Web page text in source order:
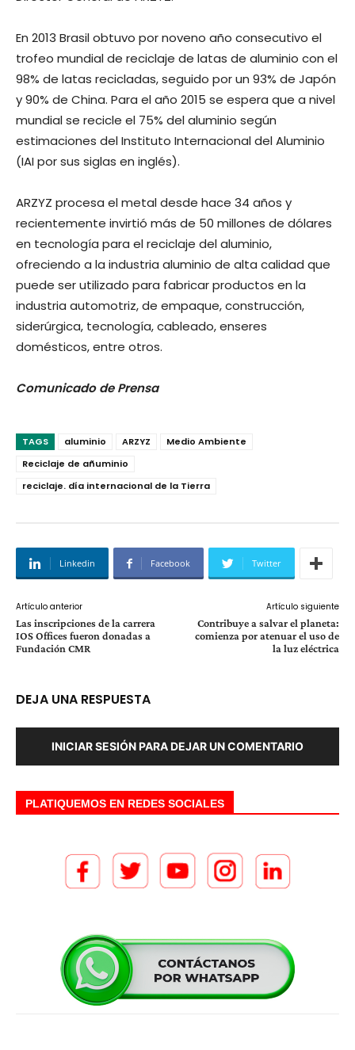
En 2013 Brasil obtuvo por noveno año consecutivo el
trofeo mundial de reciclaje de latas de aluminio con el
98% de latas recicladas, seguido por un 93% de Japón
y 90% de China. Para el año 2015 se espera que a nivel
mundial se recicle el 75% del aluminio según
estimaciones del Instituto Internacional del Aluminio
(IAI por sus siglas en inglés).
ARZYZ procesa el metal desde hace 34 años y
recientemente invirtió más de 50 millones de dólares
en tecnología para el reciclaje del aluminio,
ofreciendo a la industria aluminio de alta calidad que
puede ser utilizado para fabricar productos en la
industria automotriz, de empaque, construcción,
siderúrgica, tecnología, cableado, enseres
domésticos, entre otros.
Comunicado de Prensa
TAGS aluminio ARZYZ
Medio Ambiente
Reciclaje de añuminio
reciclaje. día internacional de la Tierra
Linkedin Facebook Twitter
Artículo anterior
Las inscripciones de la carrera
IOS Offices fueron donadas a
Fundación CMR
Artículo siguiente
Contribuye a salvar el planeta:
comienza por atenuar el uso de
la luz eléctrica
DEJA UNA RESPUESTA
INICIAR SESIÓN PARA DEJAR UN COMENTARIO
PLATIQUEMOS EN REDES SOCIALES